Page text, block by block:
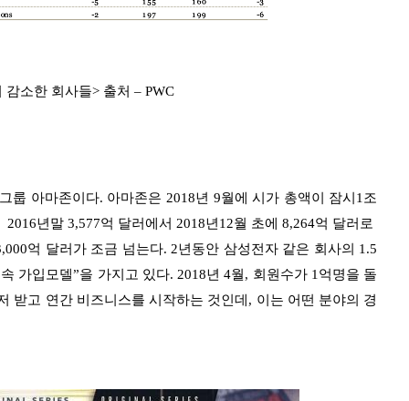
소한 회사들> 출처 – PWC
룹 아마존이다. 아마존은 2018년 9월에 시가 총액이 잠시1조
년말 3,577억 달러에서 2018년12월 초에 8,264억 달러로
억 달러가 조금 넘는다. 2년동안 삼성전자 같은 회사의 1.5
가입모델”을 가지고 있다. 2018년 4월, 회원수가 1억명을 돌
받고 연간 비즈니스를 시작하는 것인데, 이는 어떤 분야의 경